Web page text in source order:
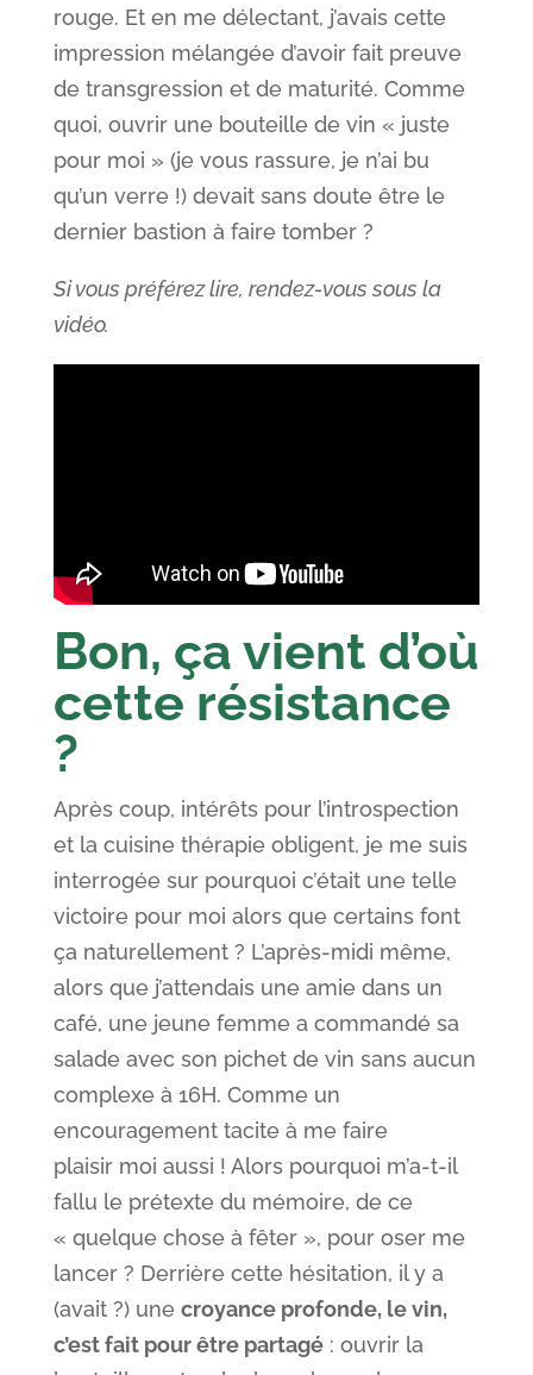
rouge. Et en me délectant, j’avais cette
impression mélangée d’avoir fait preuve
de transgression et de maturité. Comme
quoi, ouvrir une bouteille de vin « juste
pour moi » (je vous rassure, je n’ai bu
qu’un verre !) devait sans doute être le
dernier bastion à faire tomber ?
Si vous préférez lire, rendez-vous sous la
vidéo.
Bon, ça vient d’où
cette résistance
?
Après coup, intérêts pour l’introspection
et la cuisine thérapie obligent, je me suis
interrogée sur pourquoi c’était une telle
victoire pour moi alors que certains font
ça naturellement ? L’après-midi même,
alors que j’attendais une amie dans un
café, une jeune femme a commandé sa
salade avec son pichet de vin sans aucun
complexe à 16H. Comme un
encouragement tacite à me faire
plaisir moi aussi ! Alors pourquoi m’a-t-il
fallu le prétexte du mémoire, de ce
« quelque chose à fêter », pour oser me
lancer ? Derrière cette hésitation, il y a
(avait ?) une croyance profonde, le vin,
c’est fait pour être partagé: ouvrir la